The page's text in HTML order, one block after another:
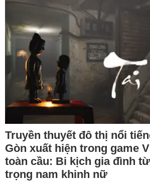
Truyền thuyết đô thị nổi
Gòn xuất hiện trong game
toàn cầu: Bi kịch gia đình
trọng nam khinh nữ